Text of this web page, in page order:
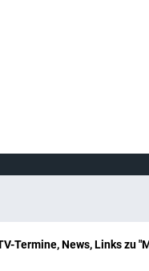
Termine, News, Links zu